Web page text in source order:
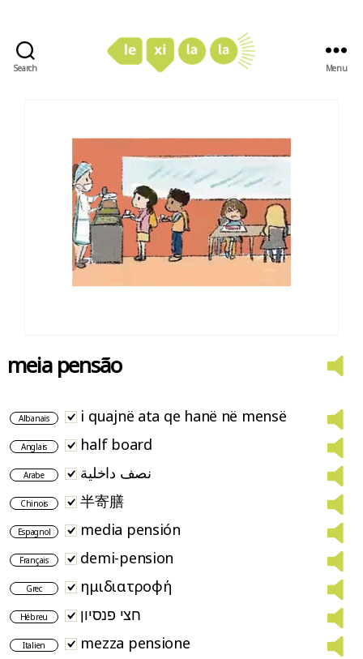
Search Menu
meia pensão
Albanais i quajnë ata qe hanë në mensë
Anglais half board
Arabe نصف داخلية
Chinois 半寄膳
Espagnol media pensión
Français demi-pension
Grec ημιδιατροφή
Hébreu חצי פנסיון
Italien mezza pensione